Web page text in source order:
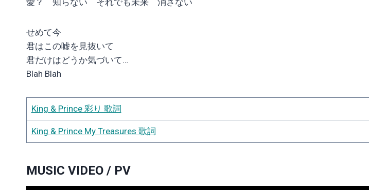
せめて今
君はこの嘘を見抜いて
君だけはどうか気づいて…
Blah Blah
King & Prince 彩り 歌詞
King & Prince My Treasures 歌詞
MUSIC VIDEO / PV